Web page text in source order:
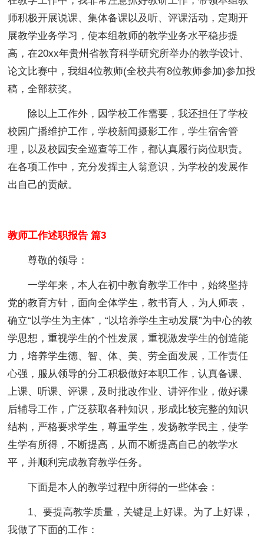
师积极开展说课、集体备课以及听、评课活动，定期开
展教学业务学习，使本组教师的教学业务水平稳步提
高，在20xx年贵州省教育科学研究所举办的教学设计、
论文比赛中，我组4位教师(全校共有8位教师参加)参加投
稿，全部获奖。
除以上工作外，因学校工作需要，我还担任了学校
校园广播维护工作，学校新闻摄影工作，学生宿舍管
理，以及校园安全巡查等工作，都认真履行岗位职责。
在各项工作中，充分发挥主人翁意识，为学校的发展作
出自己的贡献。
教师工作述职报告 篇3
尊敬的领导：
一学年来，本人在初中教育教学工作中，始终坚持
党的教育方针，面向全体学生，教书育人，为人师表，
确立“以学生为主体”，“以培养学生主动发展”为中心的教
学思想，重视学生的个性发展，重视激发学生的创造能
力，培养学生德、智、体、美、劳全面发展，工作责任
心强，服从领导的分工积极做好本职工作，认真备课、
上课、听课、评课，及时批改作业、讲评作业，做好课
后辅导工作，广泛获取各种知识，形成比较完整的知识
结构，严格要求学生，尊重学生，发扬教学民主，使学
生学有所得，不断提高，从而不断提高自己的教学水
平，并顺利完成教育教学任务。
下面是本人的教学过程中所得的一些体会：
1、要提高教学质量，关键是上好课。为了上好课，
我做了下面的工作：